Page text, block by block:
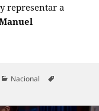
y representar a
Categorías
Nacional